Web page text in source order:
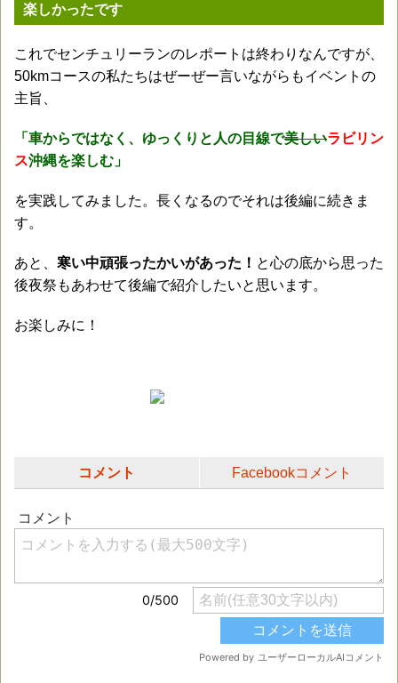
楽しかったです
これでセンチュリーランのレポートは終わりなんですが、
50kmコースの私たちはぜーぜー言いながらもイベントの
主旨、
「車からではなく、ゆっくりと人の目線で美しいラビリン
ス沖縄を楽しむ」
を実践してみました。長くなるのでそれは後編に続きま
す。
あと、 寒い中頑張ったかいがあった！ と心の底から思った
後夜祭もあわせて後編で紹介したいと思います。
お楽しみに！
コメント Facebookコメント